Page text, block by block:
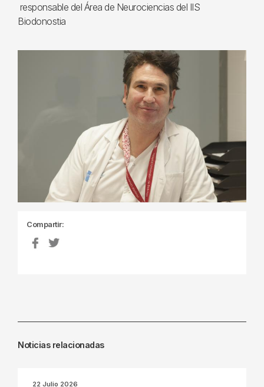
responsable del Área de Neurociencias del IIS
Biodonostia
Compartir:
Noticias relacionadas
22 Julio 2026